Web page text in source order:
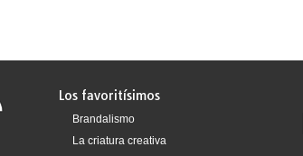
Los favoritísimos
Brandalismo
La criatura creativa